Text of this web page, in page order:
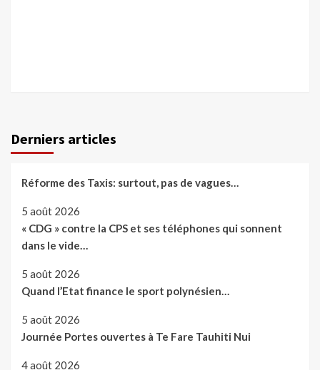
Derniers articles
Réforme des Taxis: surtout, pas de vagues…
5 août 2026
« CDG » contre la CPS et ses téléphones qui sonnent
dans le vide…
5 août 2026
Quand l’Etat finance le sport polynésien…
5 août 2026
Journée Portes ouvertes à Te Fare Tauhiti Nui
4 août 2026